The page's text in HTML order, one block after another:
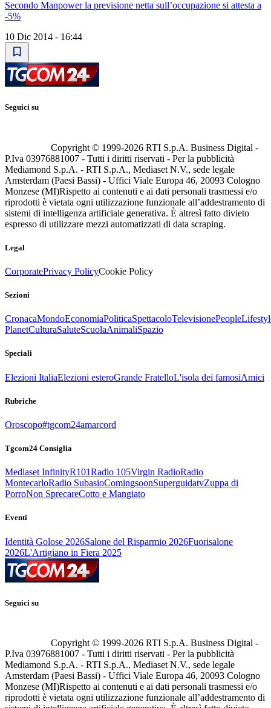
Secondo Manpower la previsione netta sull’occupazione si attesta a
-5%
10 Dic 2014 - 16:44
Seguici su
Copyright © 1999-2026 RTI S.p.A. Business Digital -
P.Iva 03976881007 - Tutti i diritti riservati - Per la pubblicità
Mediamond S.p.A. - RTI S.p.A., Mediaset N.V., sede legale
Amsterdam (Paesi Bassi) - Uffici Viale Europa 46, 20093 Cologno
Monzese (MI)Rispetto ai contenuti e ai dati personali trasmessi e/o
riprodotti è vietata ogni utilizzazione funzionale all’addestramento di
sistemi di intelligenza artificiale generativa. È altresì fatto divieto
espresso di utilizzare mezzi automatizzati di data scraping.
Legal
CorporatePrivacy PolicyCookie Policy
Sezioni
CronacaMondoEconomiaPoliticaSpettacoloTelevisionePeople
PlanetCulturaSaluteScuolaAnimaliSpazio
Speciali
Elezioni ItaliaElezioni esteroGrande FratelloL'isola dei famosiAmici
Rubriche
Oroscopo#tgcom24amarcord
Tgcom24 Consiglia
Mediaset InfinityR101Radio 105Virgin RadioRadio
MontecarloRadio SubasioComingsoonSuperguidatvZuppa di
PorroNon SprecareCotto e Mangiato
Eventi
Identità Golose 2026Salone del Risparmio 2026Fuorisalone
2026L'Artigiano in Fiera 2025
Seguici su
Copyright © 1999-2026 RTI S.p.A. Business Digital -
P.Iva 03976881007 - Tutti i diritti riservati - Per la pubblicità
Mediamond S.p.A. - RTI S.p.A., Mediaset N.V., sede legale
Amsterdam (Paesi Bassi) - Uffici Viale Europa 46, 20093 Cologno
Monzese (MI)Rispetto ai contenuti e ai dati personali trasmessi e/o
riprodotti è vietata ogni utilizzazione funzionale all’addestramento di